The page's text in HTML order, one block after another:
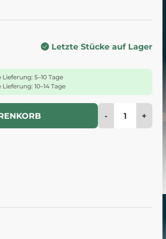
Letzte Stücke auf Lager
5–10 Tage
10–14 Tage
- +